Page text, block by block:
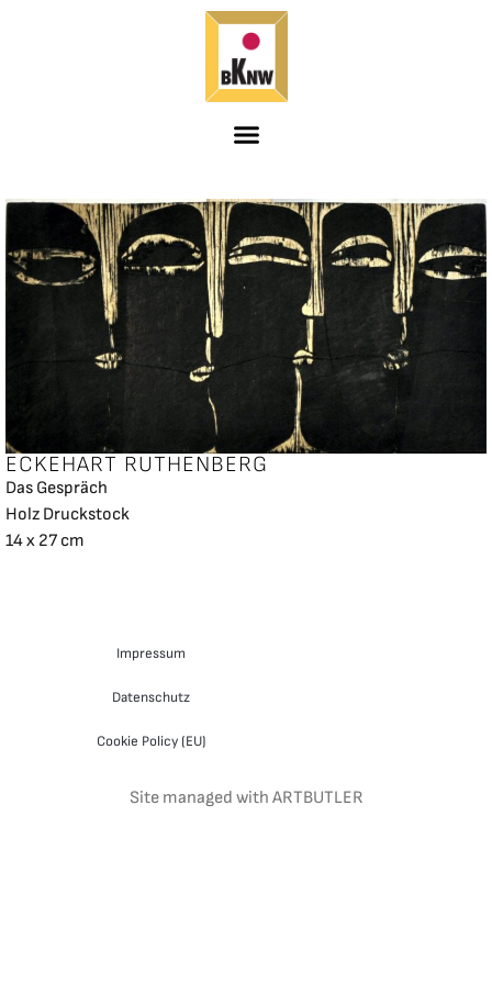
ECKEHART RUTHENBERG
Das Gespräch
Holz Druckstock
14 x 27 cm
Impressum
Datenschutz
Cookie Policy (EU)
Site managed with ARTBUTLER